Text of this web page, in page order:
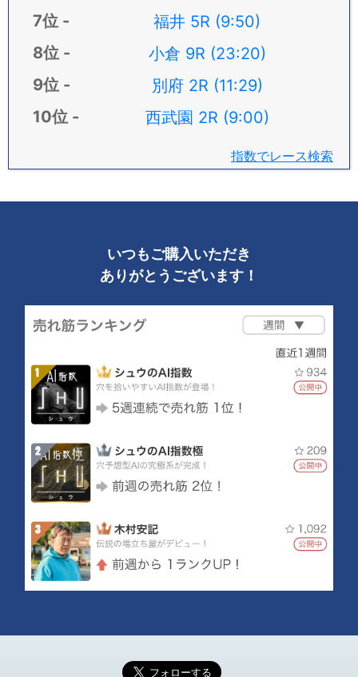
福井 5R (9:50)
小倉 9R (23:20)
別府 2R (11:29)
西武園 2R (9:00)
指数でレース検索
いつもご購入いただき
ありがとうございます！